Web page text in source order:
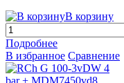
В корзину
Подробнее
В избранное Сравнение